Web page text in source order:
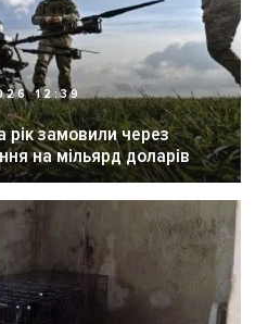
12:39
рік замовили через
на мільярд доларів